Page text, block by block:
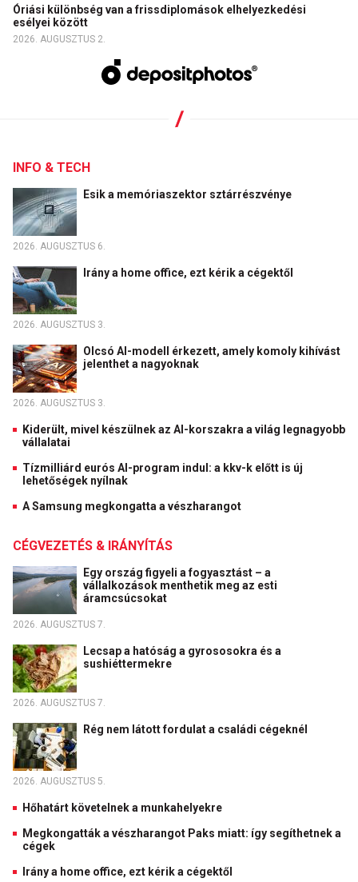
Óriási különbség van a frissdiplomások elhelyezkedési
esélyei között
2026. AUGUSZTUS 2.
INFO & TECH
Esik a memóriaszektor sztárrészvénye
2026. AUGUSZTUS 6.
Irány a home office, ezt kérik a cégektől
2026. AUGUSZTUS 3.
Olcsó AI-modell érkezett, amely komoly kihívást
jelenthet a nagyoknak
2026. AUGUSZTUS 3.
Kiderült, mivel készülnek az AI-korszakra a világ legnagyobb
vállalatai
Tízmilliárd eurós AI-program indul: a kkv-k előtt is új
lehetőségek nyílnak
A Samsung megkongatta a vészharangot
CÉGVEZETÉS & IRÁNYÍTÁS
Egy ország figyeli a fogyasztást – a
vállalkozások menthetik meg az esti
áramcsúcsokat
2026. AUGUSZTUS 7.
Lecsap a hatóság a gyrososokra és a
sushiéttermekre
2026. AUGUSZTUS 7.
Rég nem látott fordulat a családi cégeknél
2026. AUGUSZTUS 5.
Hőhatárt követelnek a munkahelyekre
Megkongatták a vészharangot Paks miatt: így segíthetnek a
cégek
Irány a home office, ezt kérik a cégektől